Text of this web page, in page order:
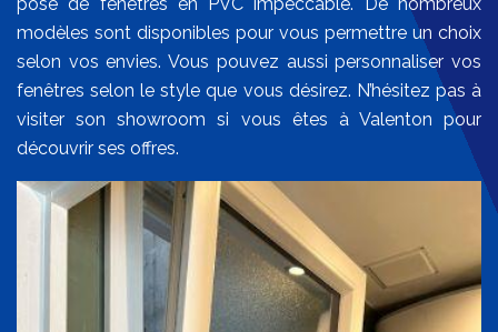
modèles sont disponibles pour vous permettre un choix
selon vos envies. Vous pouvez aussi personnaliser vos
fenêtres selon le style que vous désirez. N’hésitez pas à
visiter son showroom si vous êtes à Valenton pour
découvrir ses offres.